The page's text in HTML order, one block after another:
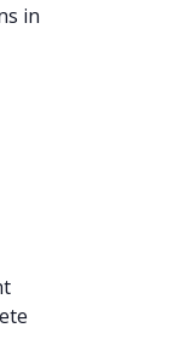
in